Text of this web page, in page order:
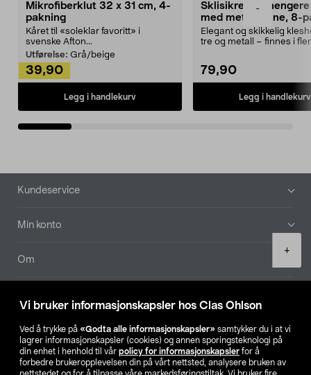
Vi bruker informasjonskapsler hos Clas Ohlson
Ved å trykke på «Godta alle informasjonskapsler» samtykker du i at vi
lagrer informasjonskapsler (cookies) og annen sporingsteknologi på
din enhet i henhold til vår policy for informasjonskapsler for å
forbedre brukeropplevelsen din på vårt nettsted, analysere bruken av
-
+
Mikrofiberklut 32 x 31 cm, 4-
pakning
Kåret til «soleklar favoritt» i
svenske Afton...
Utførelse: Grå/beige
39,90
Legg i handlekurv
Sklisikre
med metallpinne, 8-
Elegant og skikkelig
tre og metall – finnes i
79,90
Legg i handlekurv
Bunntekst
Kundeservice
Min konto
Om
Våre selskaper
Finn din butikk